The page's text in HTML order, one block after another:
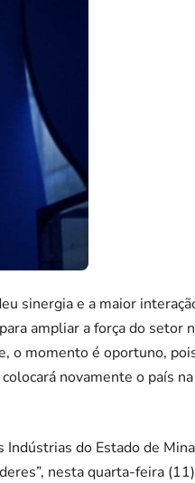
sinergia e a maior
ampliar a força do setor
o momento é oportuno,
novamente o país
do Estado de
nesta quarta-feira